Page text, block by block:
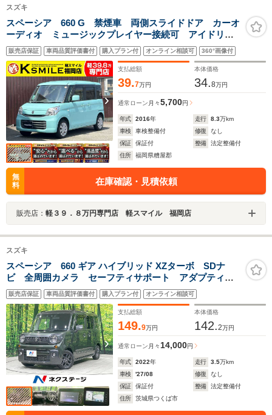
スズキ
スペーシア 660 G 禁煙車 両側スライドドア カーオ
ーディオ ミュージックプレイヤー接続可 アイドリン
グストップ シートヒーター スマートキー 横滑り防
止装置 盗難防止装置 パワーステアリング パワーウ
ィンドウ エアコン
販売店保証 車両品質評価書付 購入プラン付 オンライン相談可 360°画像付
支払総額
39.7万円
本体価格
34.8万円
通常ローン 月々5,700円
年式 2016年 走行 8.3万km
車検
車検整備付 修復
なし
保証
保証付 整備
法定整備付
住所
福岡県糟屋郡
無
料
在庫確認・見積依頼
販売店： 軽３９．８万円専門店 軽スマイル 福岡店
スズキ
スペーシア 660 ギア ハイブリッド XZターボ SDナ
ビ 全周囲カメラ セーフティサポート アダプティブ
クルーズ 両側電動ドア LEDヘッド＆フォグ コーナ
ーセンサー 前席シートヒーター 純正14インチAW 2
トーンカラー オートエアコン ETC
販売店保証 車両品質評価書付 購入プラン付 オンライン相談可
支払総額
149.9万円
本体価格
142.2万円
通常ローン 月々14,000円
年式 2022年 走行 3.5万km
車検
'27/08 修復
なし
保証
保証付 整備
法定整備付
住所
茨城県つくば市